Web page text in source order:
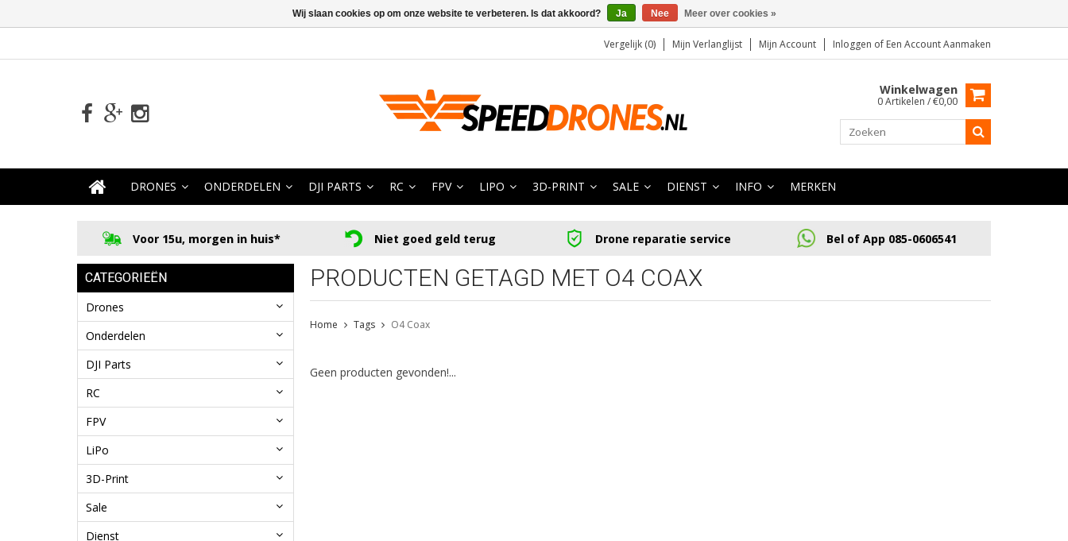
Vergelijk (0) Mijn Verlanglijst Mijn Account Inloggen of Een Account Aanmaken
Winkelwagen
0 Artikelen / €0,00
DRONES ONDERDELEN DJI PARTS RC FPV LIPO 3D-PRINT SALE DIENST INFO MERKEN
Voor 15u, morgen in huis* Niet goed geld terug Drone reparatie service Bel of App 085-0606541
CATEGORIEËN
Drones
Onderdelen
DJI Parts
RC
FPV
LiPo
3D-Print
Sale
Dienst
PRODUCTEN GETAGD MET O4 COAX
Home Tags O4 Coax
Geen producten gevonden!...
Wij slaan cookies op om onze website te verbeteren. Is dat akkoord? Ja Nee Meer over cookies »